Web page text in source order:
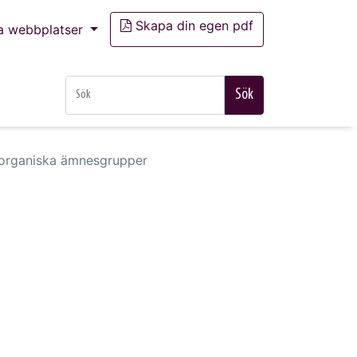
webbplatser Skapa din egen pdf
Sök
ämnesgrupper